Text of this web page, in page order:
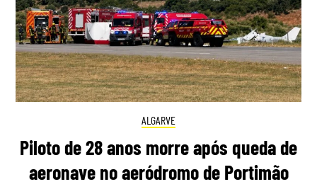
ALGARVE
Piloto de 28 anos morre após queda de
aeronave no aeródromo de Portimão